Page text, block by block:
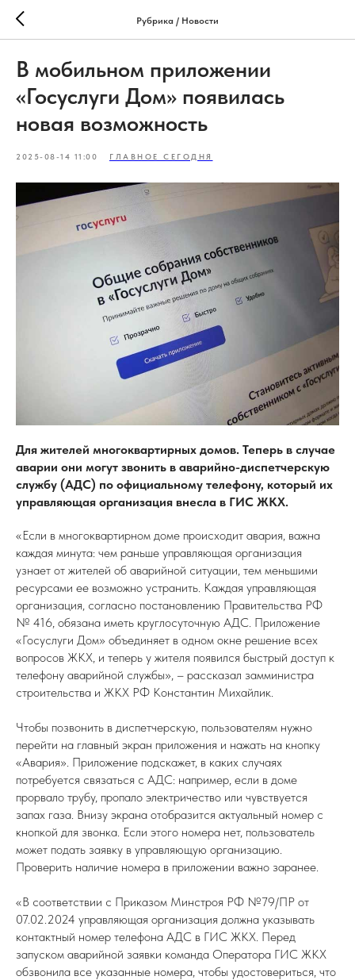
Рубрика / Новости
В мобильном приложении
«Госуслуги Дом» появилась
новая возможность
2025-08-14 11:00 ГЛАВНОЕ СЕГОДНЯ
Для жителей многоквартирных домов. Теперь в случае
аварии они могут звонить в аварийно-диспетчерскую
службу (АДС) по официальному телефону, который их
управляющая организация внесла в ГИС ЖКХ.
«Если в многоквартирном доме происходит авария, важна
каждая минута: чем раньше управляющая организация
узнает от жителей об аварийной ситуации, тем меньшими
ресурсами ее возможно устранить. Каждая управляющая
организация, согласно постановлению Правительства РФ
№ 416, обязана иметь круглосуточную АДС. Приложение
«Госуслуги Дом» объединяет в одном окне решение всех
вопросов ЖКХ, и теперь у жителя появился быстрый доступ к
телефону аварийной службы», – рассказал замминистра
строительства и ЖКХ РФ Константин Михайлик.
Чтобы позвонить в диспетчерскую, пользователям нужно
перейти на главный экран приложения и нажать на кнопку
«Авария». Приложение подскажет, в каких случаях
потребуется связаться с АДС: например, если в доме
прорвало трубу, пропало электричество или чувствуется
запах газа. Внизу экрана отобразится актуальный номер с
кнопкой для звонка. Если этого номера нет, пользователь
может подать заявку в управляющую организацию.
Проверить наличие номера в приложении важно заранее.
«В соответствии с Приказом Минстроя РФ №79/ПР от
07.02.2024 управляющая организация должна указывать
контактный номер телефона АДС в ГИС ЖКХ. Перед
запуском аварийной заявки команда Оператора ГИС ЖКХ
обзвонила все указанные номера, чтобы удостовериться, что